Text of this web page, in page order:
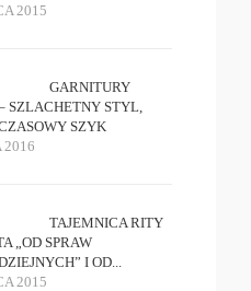
2015
GARNITURY
SZLACHETNY STYL,
SZYK
2016
TAJEMNICA RITY
„OD SPRAW
I OD...
2015